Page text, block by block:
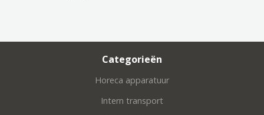
Categorieën
Horeca apparatuur
Intern transport